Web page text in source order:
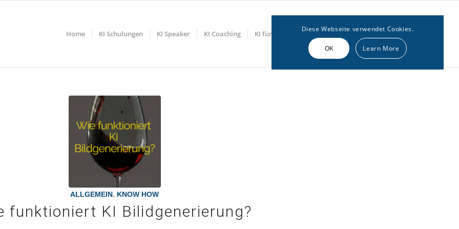
Home KI Schulungen KI Speaker KI Coaching KI für Marketing Get in touch News
ALLGEMEIN, KNOW HOW
funktioniert KI Bilidgenerierung?
Diese Webseite verwendet Cookies.
OK Learn More